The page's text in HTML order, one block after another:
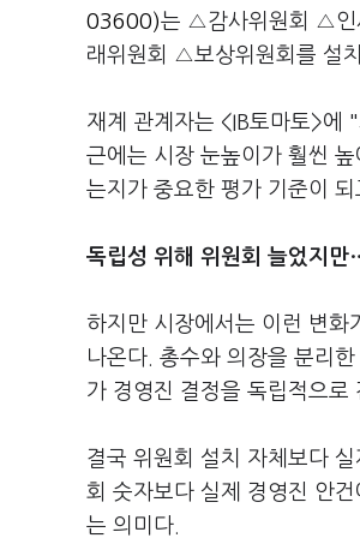
03600)는 △감사위원회 △인
래위원회 △보상위원회를 설
재계 관계자는 <IB토마토>에
근에는 시장 눈높이가 훨씬
는지가 중요한 평가 기준이
독립성 위해 위원회 늘었지
하지만 시장에서는 이런 변화
나온다. 총수와 의장을 분리
가 경영진 결정을 독립적으로
결국 위원회 설치 자체보다
회 숫자보다 실제 경영진 안
는 의미다.